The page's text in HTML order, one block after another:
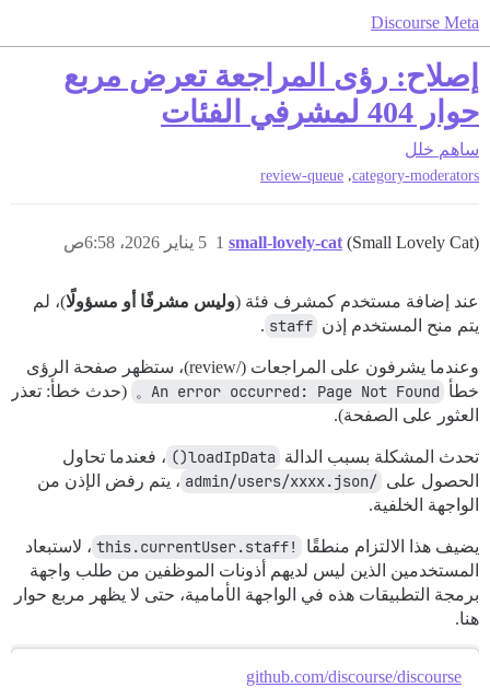
Discourse Meta
إصلاح: رؤى المراجعة تعرض مربع
حوار 404 لمشرفي الفئات
ساهم خلل
category-moderators
,
review-queue
small-lovely-cat (Small Lovely Cat) 5 يناير 2026، 6:58ص 1
عند إضافة مستخدم كمشرف فئة (وليس مشرفًا أو مسؤولًا)، لم
يتم منح المستخدم إذن staff
.
وعندما يشرفون على المراجعات (/review)، ستظهر صفحة الرؤى
خطأ An error occurred: Page Not Found。
(حدث خطأ: تعذر
العثور على الصفحة).
تحدث المشكلة بسبب الدالة loadIpData()
، فعندما تحاول
الحصول على /admin/users/xxxx.json
، يتم رفض الإذن من
الواجهة الخلفية.
يضيف هذا الالتزام منطقًا !this.currentUser.staff
، لاستبعاد
المستخدمين الذين ليس لديهم أذونات الموظفين من طلب واجهة
برمجة التطبيقات هذه في الواجهة الأمامية، حتى لا يظهر مربع حوار
هنا.
github.com/discourse/discourse